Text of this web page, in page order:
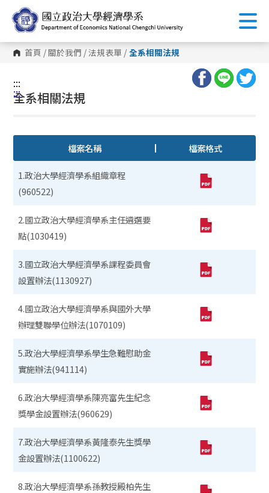
到
主
內
容 首頁 /關於我們 / 法規表單 / 全系相關法規
:::
:::
全系相關法規
檔案名稱 檔案格式
1.政治大學經濟學系組織章程
(960522)
2.國立政治大學經濟學系主任遴選要
點(1030419)
3.國立政治大學經濟學系課程委員會
設置辦法(1130927)
4.國立政治大學經濟學系與國外大學
辦理雙聯學位辦法(1070109)
5.政治大學經濟學系學生急難慰助金
實施辦法(941114)
6.政治大學經濟學系陳亮富先生紀念
獎學金設置辦法(960629)
7.政治大學經濟學系黃隆泰先生獎學
金設置辦法(1100622)
8.政治大學經濟學系孫教授殿柏先生